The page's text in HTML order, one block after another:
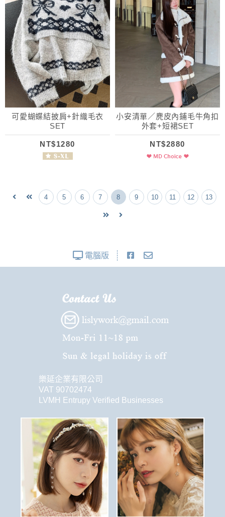
可愛蝴蝶結披肩+針織毛衣
SET
NT$1280
小安清單／麂皮內鋪毛牛角扣
外套+短裙SET
NT$2880
4 5 6 7 8 9 10 11 12 13
電腦版
樂延企業有限公司
VAT 90702474
LVMH Entrupy Verified Businesses